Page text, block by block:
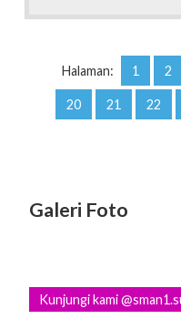
Halaman: 1 2
20 21 22
Galeri Foto
Kunjungi kami